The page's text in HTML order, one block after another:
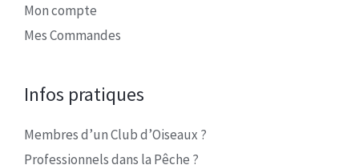
Mon compte
Mes Commandes
Infos pratiques
Membres d’un Club d’Oiseaux ?
Professionnels dans la Pêche ?